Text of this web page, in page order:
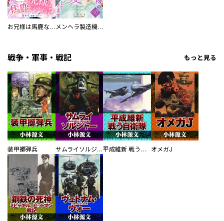
お兄様は馬鹿なんですか？～地味王女は婚約破棄に巻き込まれる～ メンヘラ製造機の公爵令息（過保護）が溺愛してきます
戦争・軍事・戦記 もっと見る
装甲擲弾兵 サムライソルジャー SAMURAI SOLDIER 平成維新 戦う自衛隊 オメガJ